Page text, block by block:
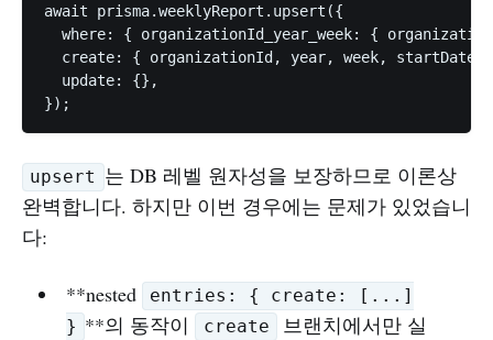
await prisma.weeklyReport.upsert({
where: { organizationId_year_week: {
create: { organizationId, year, week, startDate,
  update: {},
upsert 는 DB 레벨 원자성을 보장하므로 이론상
완벽합니다. 하지만 이번 경우에는 문제가 있었습니
다:
**nested
entries: { create: [...]
} **의 동작이 create
브랜치에서만 실